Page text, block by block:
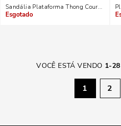
Sandália Plataforma Thong Couro
Indisponível
VOCÊ ESTÁ VENDO 1-28
1 2